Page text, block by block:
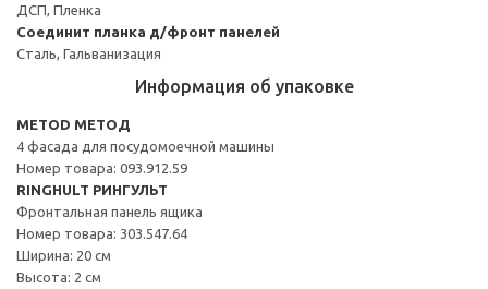
ДСП, Пленка
Соединит планка д/фронт панелей
Сталь, Гальванизация
Информация об упаковке
METOD МЕТОД
4 фасада для посудомоечной машины
Номер товара: 093.912.59
RINGHULT РИНГУЛЬТ
Фронтальная панель ящика
Номер товара: 303.547.64
Ширина: 20 см
Высота: 2 см